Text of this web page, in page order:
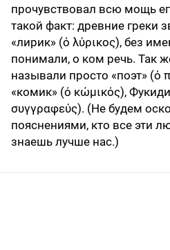
прочувствовал всю мощь
такой факт: древние греки
«лирик» (ό λύρικος), без
понимали, о ком речь. Так
называли просто «поэт» (ό
«комик» (ό κώμικός),
συγγραφεύς). (Не будем
пояснениями, кто все эти
знаешь лучше нас.)